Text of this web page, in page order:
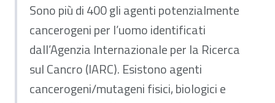
Sono più di 400 gli agenti potenzialmente
cancerogeni per l’uomo identificati
dall’Agenzia Internazionale per la Ricerca
sul Cancro (IARC). Esistono agenti
cancerogeni/mutageni fisici, biologici e